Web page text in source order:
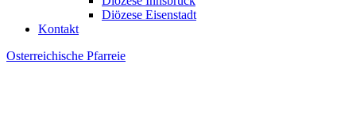
Diözese Eisenstadt
Kontakt
Osterreichische Pfarreie